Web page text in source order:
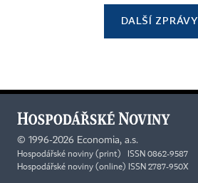
DALŠÍ ZPRÁVY
© 1996-2026 Economia, a.s.
Hospodářské noviny (print) ISSN 0862-9587
Hospodářské noviny (online) ISSN 2787-950X